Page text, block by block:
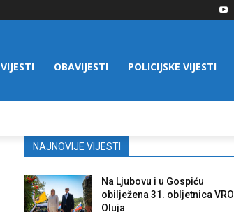
VIJESTI OBAVIJESTI POLICIJSKE VIJESTI
NAJNOVIJE VIJESTI
Na Ljubovu i u Gospiću
obilježena 31. obljetnica VRO
Oluja